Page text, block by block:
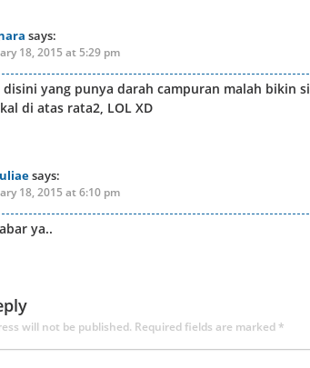
says:
18, 2015 at 5:29 pm
disini yang punya darah campuran malah bikin
di atas rata2, LOL XD
says:
18, 2015 at 6:10 pm
ya..
will not be published. Required fields are marked*